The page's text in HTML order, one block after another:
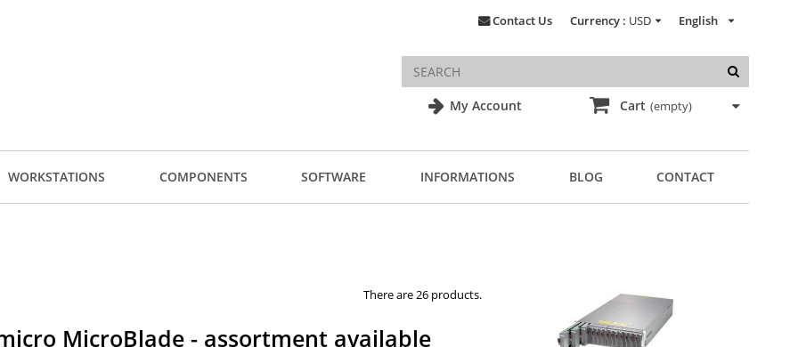
My Account
English
Currency : USD
Contact Us
Cart (empty)
WORKSTATIONS COMPONENTS SOFTWARE INFORMATIONS BLOG CONTACT
There are 26 products.
MicroBlade - assortment available